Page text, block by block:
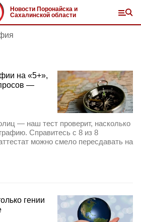
Новости Поронайска и
Сахалинской области
на «5+»,
—
— наш тест проверит, насколько
Справитесь с 8 из 8
можно смело пересдавать на
гении